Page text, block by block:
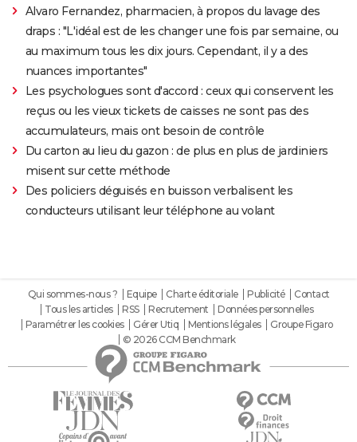
Alvaro Fernandez, pharmacien, à propos du lavage des
draps : "L'idéal est de les changer une fois par semaine, ou
au maximum tous les dix jours. Cependant, il y a des
nuances importantes"
Les psychologues sont d'accord : ceux qui conservent les
reçus ou les vieux tickets de caisses ne sont pas des
accumulateurs, mais ont besoin de contrôle
Du carton au lieu du gazon : de plus en plus de jardiniers
misent sur cette méthode
Des policiers déguisés en buisson verbalisent les
conducteurs utilisant leur téléphone au volant
Qui sommes-nous ? Equipe Charte éditoriale Publicité
Contact
Tous les articles
RSS Recrutement
Données personnelles
Paramétrer les cookies
Gérer Utiq Mentions légales
Groupe Figaro
© 2026 CCM Benchmark